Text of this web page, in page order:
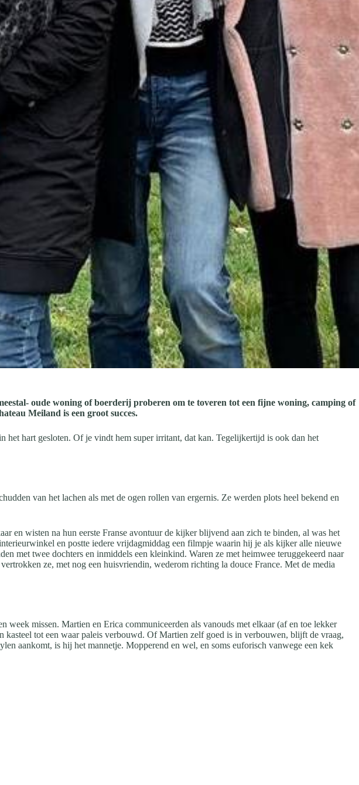
oude woning of boerderij proberen om te toveren tot een fijne woning, camping of
Meiland is een groot succes.
hart gesloten. Of je vindt hem super irritant, dat kan. Tegelijkertijd is ook dan het
van het lachen als met de ogen rollen van ergernis. Ze werden plots heel bekend en
en wisten na hun eerste Franse avontuur de kijker blijvend aan zich te binden, al was het
en postte iedere vrijdagmiddag een filmpje waarin hij je als kijker alle nieuwe
met twee dochters en inmiddels een kleinkind. Waren ze met heimwee teruggekeerd naar
ze, met nog een huisvriendin, wederom richting la douce France. Met de media
missen. Martien en Erica communiceerden als vanouds met elkaar (af en toe lekker
kasteel tot een waar paleis verbouwd. Of Martien zelf goed is in verbouwen, blijft de vraag,
aankomt, is hij het mannetje. Mopperend en wel, en soms euforisch vanwege een kek